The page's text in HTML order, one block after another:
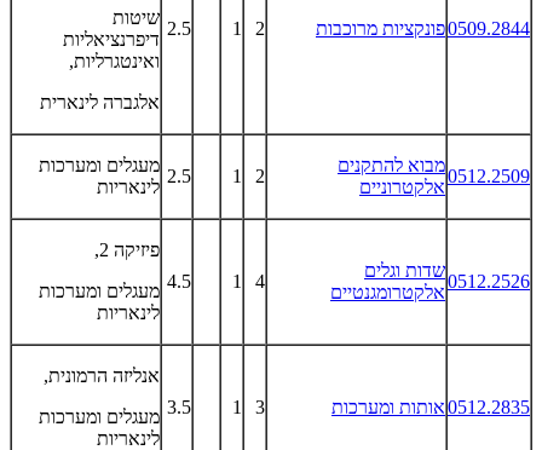
0509.2844פונקציות מרוכבות 2
1
2.5
שיטות
דיפרנציאליות
ואינטגרליות,
אלגברה לינארית
0512.2509
מבוא להתקנים
אלקטרוניים
2
1
2.5
מעגלים ומערכות
לינאריות
0512.2526
שדות וגלים
אלקטרומגנטיים
4
1
4.5
פיזיקה 2,
מעגלים ומערכות
לינאריות
0512.2835אותות ומערכות 3
1
3.5
אנליזה הרמונית,
מעגלים ומערכות
לינאריות